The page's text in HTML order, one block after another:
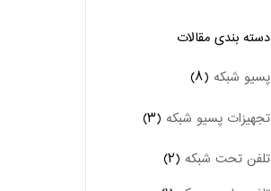
دسته بندی‌ مقالات
پسیو شبکه (۸)
تجهیزات پسیو شبکه (۳)
تلفن تحت شبکه (۲)